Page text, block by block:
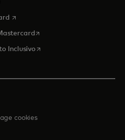
se abre en una pestaña nueva
se abre en una pestaña
Inclusivose abre en una pestaña
cookies